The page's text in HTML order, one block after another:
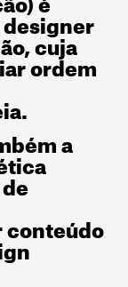
cuja
ordem
a
conteúdo